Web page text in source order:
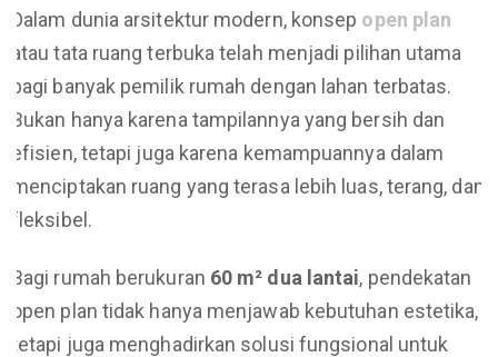
Dalam dunia arsitektur modern, konsep open plan
atau tata ruang terbuka telah menjadi pilihan utama
bagi banyak pemilik rumah dengan lahan terbatas.
Bukan hanya karena tampilannya yang bersih dan
efisien, tetapi juga karena kemampuannya dalam
menciptakan ruang yang terasa lebih luas, terang, dan
fleksibel.
Bagi rumah berukuran 60 m² dua lantai, pendekatan
open plan tidak hanya menjawab kebutuhan estetika,
tetapi juga menghadirkan solusi fungsional untuk